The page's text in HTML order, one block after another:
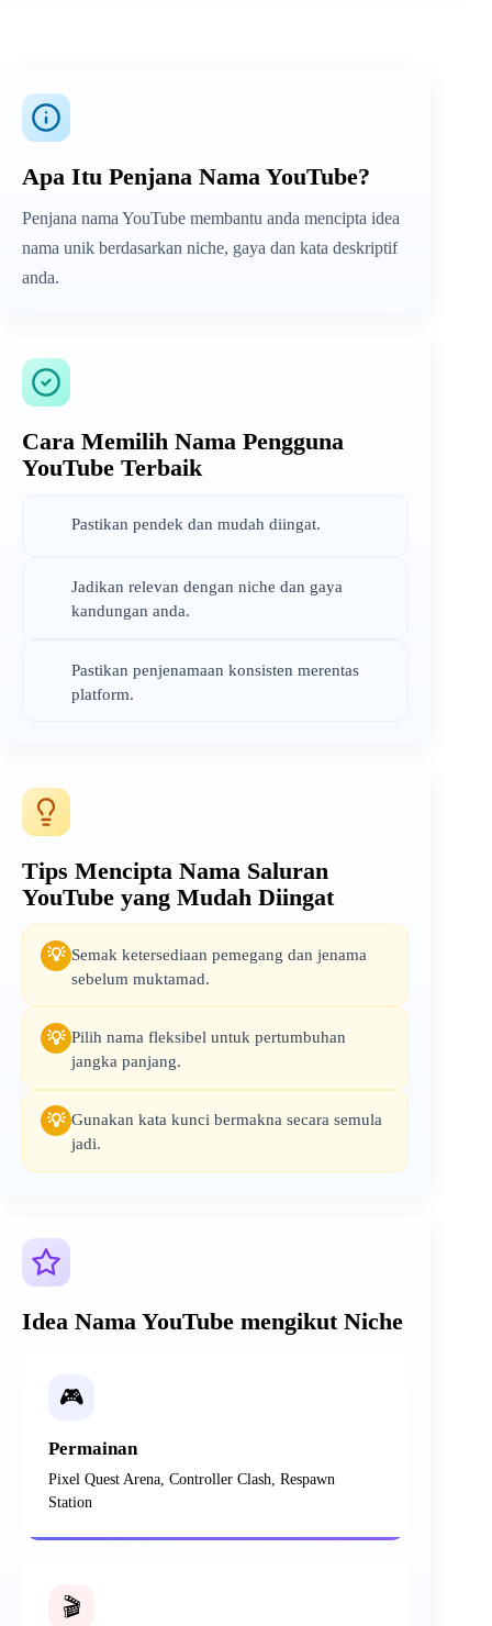
Apa Itu Penjana Nama YouTube?
Penjana nama YouTube membantu anda mencipta idea
nama unik berdasarkan niche, gaya dan kata deskriptif
anda.
Cara Memilih Nama Pengguna
YouTube Terbaik
Pastikan pendek dan mudah diingat.
Jadikan relevan dengan niche dan gaya
kandungan anda.
Pastikan penjenamaan konsisten merentas
platform.
Tips Mencipta Nama Saluran
YouTube yang Mudah Diingat
💡 Semak ketersediaan pemegang dan jenama
sebelum muktamad.
💡 Pilih nama fleksibel untuk pertumbuhan
jangka panjang.
💡 Gunakan kata kunci bermakna secara semula
jadi.
Idea Nama YouTube mengikut Niche
🎮
Permainan
Pixel Quest Arena, Controller Clash, Respawn
Station
🎬